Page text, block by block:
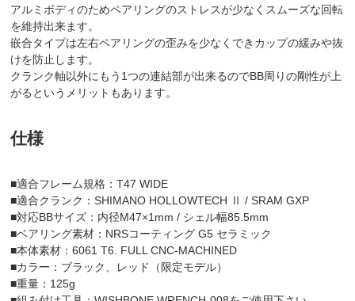
アルミボディのためペアリングのストレスが少なくスムーズな回転
を維持出来ます。
嵌合タイプは左右ペアリングの歪みを少なくできカップの緩みや抜
けを防止します。
クランク軸以外にもう1つの連結部が出来るのでBB周りの剛性が上
がるというメリットもあります。
仕様
■適合フレーム規格：T47 WIDE
■適合クランク：SHIMANO HOLLOWTECH Ⅱ / SRAM GXP
■対応BBサイズ：内径M47×1mm / シェル幅85.5mm
■ベアリング素材：NRSコーティング G5 セラミック
■本体素材：6061 T6. FULL CNC-MACHINED
■カラー：ブラック、レッド（限定モデル）
■重量：125g